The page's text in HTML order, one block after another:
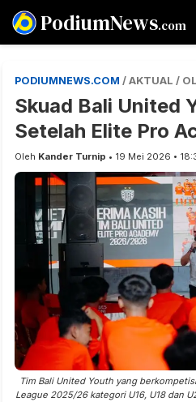
PodiumNews.com
PODIUMNEWS.COM / AKTUAL /
Skuad Bali United
Setelah Elite Pro
Oleh Kander Turnip • 19 Mei 2026 •
Tim Bali United Youth yang
League 2025/26 kategori U16, U18 dan